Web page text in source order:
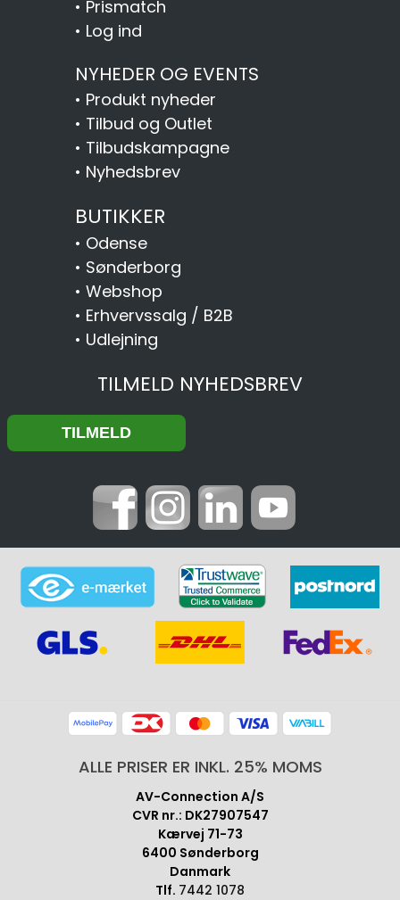
• Prismatch
• Log ind
NYHEDER OG EVENTS
• Produkt nyheder
• Tilbud og Outlet
• Tilbudskampagne
• Nyhedsbrev
BUTIKKER
• Odense
• Sønderborg
• Webshop
• Erhvervssalg / B2B
• Udlejning
TILMELD NYHEDSBREV
ALLE PRISER ER INKL. 25% MOMS
AV-Connection A/S
CVR nr.: DK27907547
Kærvej 71-73
6400 Sønderborg
Danmark
Tlf. 7442 1078